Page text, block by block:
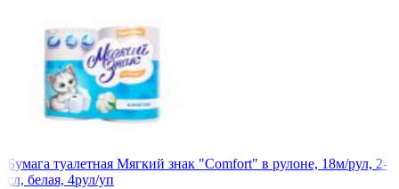
Бумага туалетная Мягкий знак "Comfort" в рулоне, 18м/рул, 2-
сл, белая, 4рул/уп